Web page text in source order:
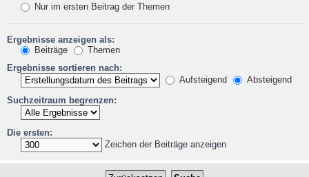
Nur im ersten Beitrag der Themen
Ergebnisse anzeigen als:
Beiträge
Themen
Ergebnisse sortieren nach:
Aufsteigend
Absteigend
Suchzeitraum begrenzen:
Die ersten:
Zeichen der Beiträge anzeigen